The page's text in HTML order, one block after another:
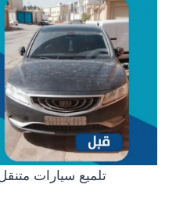
تلميع سيارات